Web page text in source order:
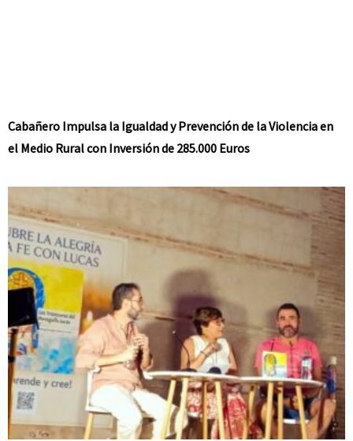
Cabañero Impulsa la Igualdad y Prevención de la Violencia en
el Medio Rural con Inversión de 285.000 Euros